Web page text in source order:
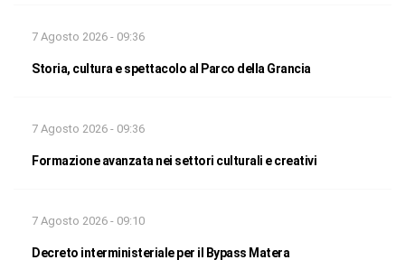
7 Agosto 2026 - 09:36
Storia, cultura e spettacolo al Parco della Grancia
7 Agosto 2026 - 09:36
Formazione avanzata nei settori culturali e creativi
7 Agosto 2026 - 09:10
Decreto interministeriale per il Bypass Matera